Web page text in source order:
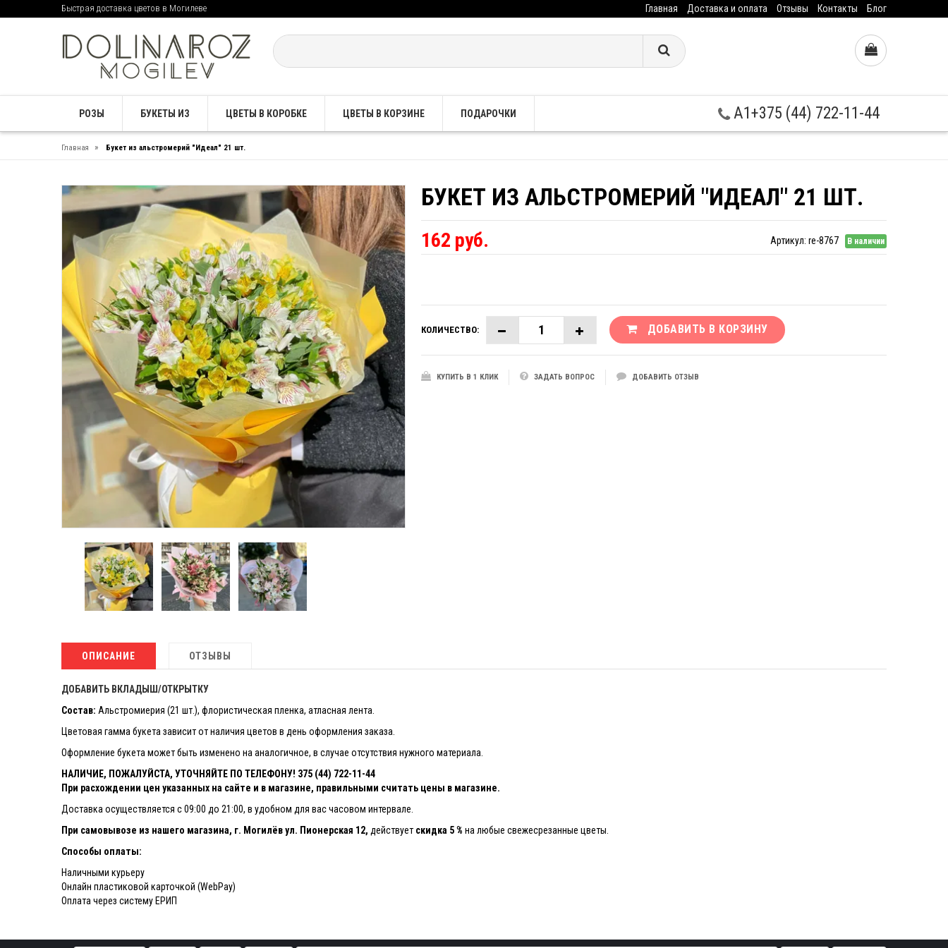
Быстрая доставка цветов в Могилеве Главная Доставка и оплата Отзывы Контакты Блог
РОЗЫ БУКЕТЫ ИЗ ЦВЕТЫ В КОРОБКЕ ЦВЕТЫ В КОРЗИНЕ ПОДАРОЧКИ A1+375 (44) 722-11-44
Главная » Букет из альстромерий "Идеал" 21 шт.
БУКЕТ ИЗ АЛЬСТРОМЕРИЙ "ИДЕАЛ" 21 ШТ.
162 руб. В наличии
Артикул: re-8767
КОЛИЧЕСТВО: ДОБАВИТЬ В КОРЗИНУ
КУПИТЬ В 1 КЛИК ЗАДАТЬ ВОПРОС ДОБАВИТЬ ОТЗЫВ
ОПИСАНИЕ ОТЗЫВЫ
ДОБАВИТЬ ВКЛАДЫШ/ОТКРЫТКУ
Состав: Альстромиерия (21 шт.), флористическая пленка, атласная лента.
Цветовая гамма букета зависит от наличия цветов в день оформления заказа.
Оформление букета может быть изменено на аналогичное, в случае отсутствия нужного материала.
НАЛИЧИЕ, ПОЖАЛУЙСТА, УТОЧНЯЙТЕ ПО ТЕЛЕФОНУ! 375 (44) 722-11-44
При расхождении цен указанных на сайте и в магазине, правильными считать цены в магазине.
Доставка осуществляется с 09:00 до 21:00, в удобном для вас часовом интервале.
При самовывозе из нашего магазина, г. Могилёв ул. Пионерская 12, действует скидка 5 % на любые свежесрезанные цветы.
Способы оплаты:
Наличными курьеру
Онлайн пластиковой карточкой (WebPay)
Оплата через систему ЕРИП